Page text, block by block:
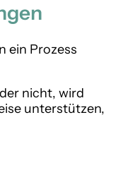
ein Prozess
nicht, wird
unterstützen,